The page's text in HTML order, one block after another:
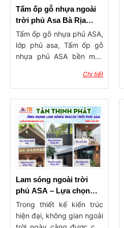
được người ta thay thế
bằng các tấm la phông.
Vậy la phông là gì?
Tấm ốp gỗ nhựa ngoài
trời phủ Asa Bà Rịa
Vũng Tàu
Tấm ốp gỗ nhựa phủ ASA,
lớp phủ asa, Tấm ốp gỗ
nhựa phủ ASA bền màu
chung khi xây dựng nhà,
nhiều hộ gia đình thường
sử dụng sơn để trang trí,
chất liệu này giúp cho gia
chủ có thể chọn lựa nhiều
màu sắc khác nhau. Tuy
vậy, với khí hậu nhiệt đới,
độ ẩm rất cao ở Việt Nam
sẽ làm cho tường nhà bạn
bị bong tróc,phai màu,
ảnh hưởng đến sức khỏe
và môi trường. Có thể lí
giải chủ yếu là do tường
nhà của bạn bị nước ăn,
Chi tiết
Lam sóng ngoài trời
phủ ASA – Lựa chọn
thông minh cho kiến
trúc ngoài trời
Trong thiết kế kiến trúc
hiện đại, không gian ngoài